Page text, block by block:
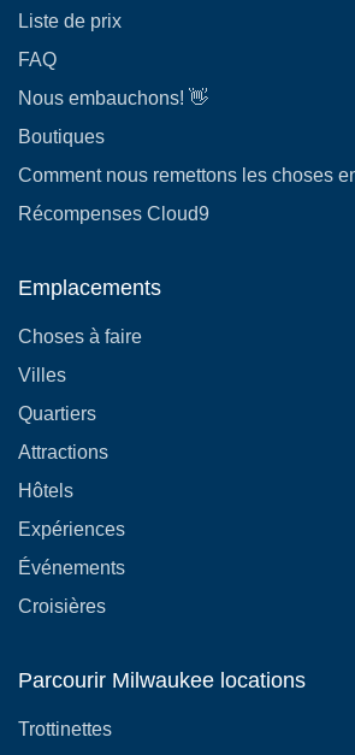
Liste de prix
FAQ
Nous embauchons! 👋
Boutiques
Comment nous remettons les choses
Récompenses Cloud9
Emplacements
Choses à faire
Villes
Quartiers
Attractions
Hôtels
Expériences
Événements
Croisières
Parcourir Milwaukee locations
Trottinettes